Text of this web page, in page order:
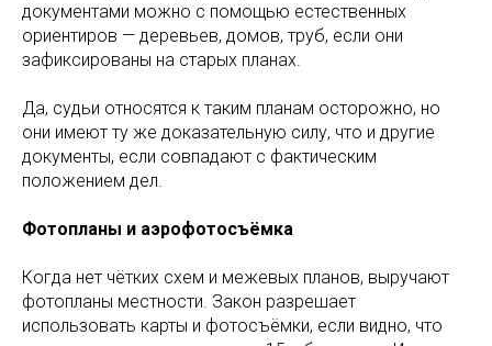
документами можно с помощью естественных
ориентиров — деревьев, домов, труб, если они
зафиксированы на старых планах.
Да, судьи относятся к таким планам осторожно, но
они имеют ту же доказательную силу, что и другие
документы, если совпадают с фактическим
положением дел.
Фотопланы и аэрофотосъёмка
Когда нет чётких схем и межевых планов, выручают
фотопланы местности. Закон разрешает
использовать карты и фотосъёмки, если видно, что